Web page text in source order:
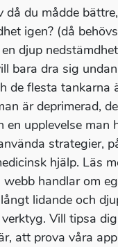
då du mådde
igen? (då
djup
bara dra sig
de flesta
är deprimerad,
en upplevelse
strategier,
hjälp. Läs
webb handlar om
lidande och
Vill tipsa
att prova våra